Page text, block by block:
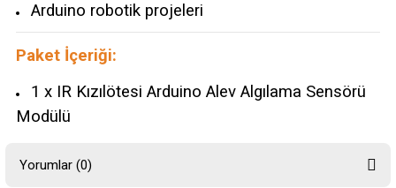
Arduino robotik projeleri
Paket İçeriği:
1 x IR Kızılötesi Arduino Alev Algılama Sensörü
Modülü
Yorumlar (0)